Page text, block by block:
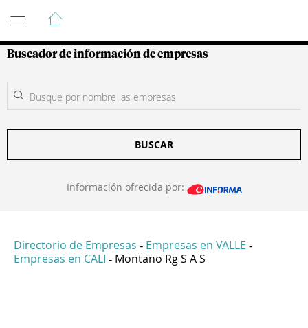
Guía de Empresas Colombianas
Buscador de información de empresas
BUSCAR
Información ofrecida por:
Directorio de Empresas - Empresas en VALLE -
Empresas en CALI - Montano Rg S A S